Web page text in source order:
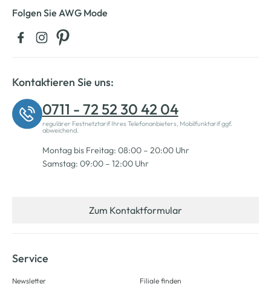
Folgen Sie AWG Mode
Kontaktieren Sie uns:
0711 - 72 52 30 42 04
regulärer Festnetztarif Ihres Telefonanbieters, Mobilfunktarif ggf.
abweichend.
Montag bis Freitag: 08:00 – 20:00 Uhr
Samstag: 09:00 – 12:00 Uhr
Zum Kontaktformular
Service
Newsletter Filiale finden